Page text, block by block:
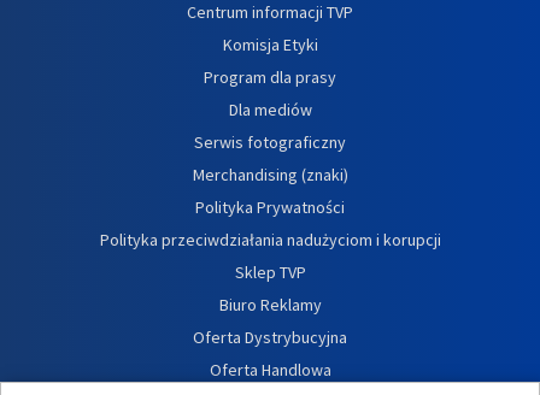
Centrum informacji TVP
Komisja Etyki
Program dla prasy
Dla mediów
Serwis fotograficzny
Merchandising (znaki)
Polityka Prywatności
Polityka przeciwdziałania nadużyciom i korupcji
Sklep TVP
Biuro Reklamy
Oferta Dystrybucyjna
Oferta Handlowa